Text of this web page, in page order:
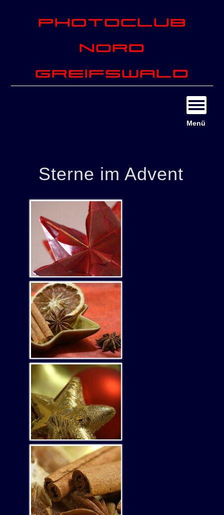
Photoclub
Nord
Greifswald
Menü
Sterne im Advent